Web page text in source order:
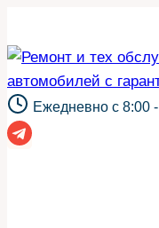
к
содержимому
Ежедневно с 8:00